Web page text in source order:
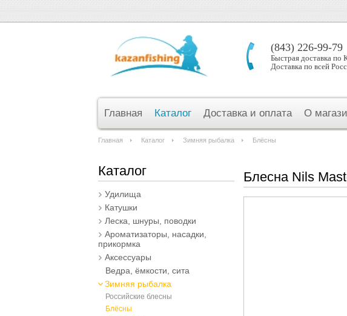
(843) 226-99-79
Быстрая доставка по
Доставка по всей
Главная Каталог Доставка и оплата О
Главная Каталог Зимняя рыбалка Блёсны
Каталог
Удилища
Катушки
Леска, шнуры, поводки
Ароматизаторы, насадки,
прикормка
Аксессуары
Ведра, ёмкости, сита
Зимняя рыбалка
Российские блесны
Блёсны
Блесна Nils